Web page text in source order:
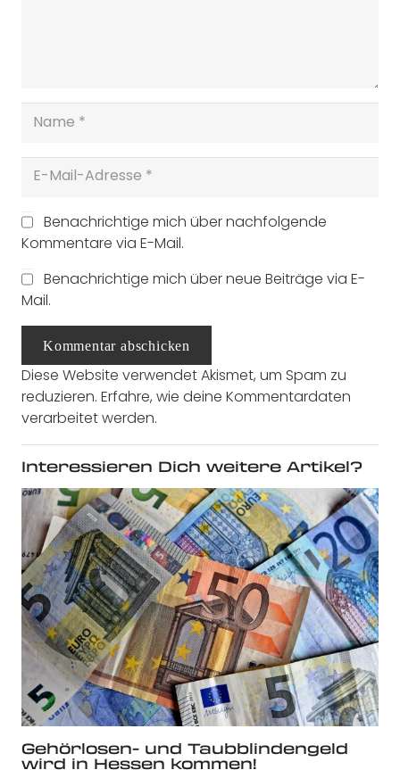
Benachrichtige mich über nachfolgende
Kommentare via E-Mail.
Benachrichtige mich über neue Beiträge via E-
Mail.
Kommentar abschicken
Diese Website verwendet Akismet, um Spam zu
reduzieren. Erfahre, wie deine Kommentardaten
verarbeitet werden.
Interessieren Dich weitere Artikel?
Gehörlosen- und Taubblindengeld
wird in Hessen kommen!